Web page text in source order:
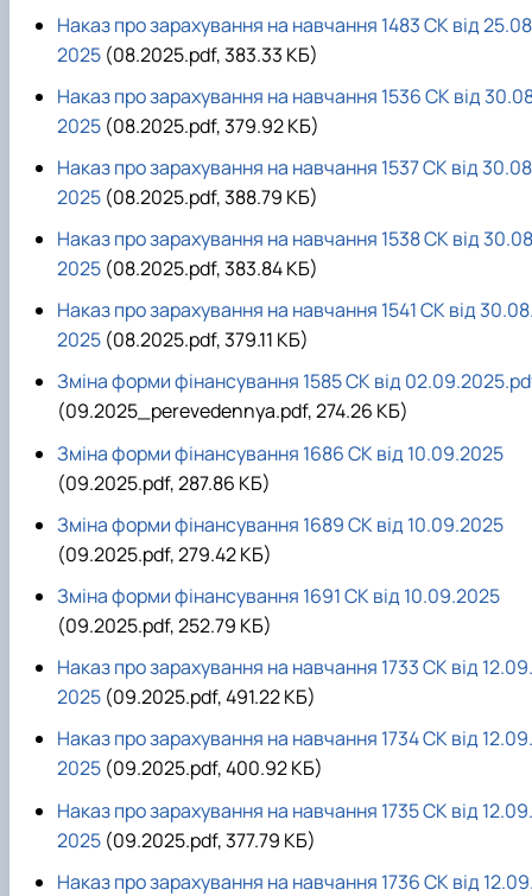
Наказ про зарахування на навчання 1483 СК від
2025 (08.2025.pdf, 383.33 КБ)
Наказ про зарахування на навчання 1536 СК від
2025 (08.2025.pdf, 379.92 КБ)
Наказ про зарахування на навчання 1537 СК від
2025 (08.2025.pdf, 388.79 КБ)
Наказ про зарахування на навчання 1538 СК від
2025 (08.2025.pdf, 383.84 КБ)
Наказ про зарахування на навчання 1541 СК від
2025 (08.2025.pdf, 379.11 КБ)
Зміна форми фінансування 1585 СК від
(09.2025_perevedennya.pdf, 274.26 КБ)
Зміна форми фінансування 1686 СК від 10.09.2025
(09.2025.pdf, 287.86 КБ)
Зміна форми фінансування 1689 СК від 10.09.2025
(09.2025.pdf, 279.42 КБ)
Зміна форми фінансування 1691 СК від 10.09.2025
(09.2025.pdf, 252.79 КБ)
Наказ про зарахування на навчання 1733 СК від 12.09.
2025 (09.2025.pdf, 491.22 КБ)
Наказ про зарахування на навчання 1734 СК від 12.09.
2025 (09.2025.pdf, 400.92 КБ)
Наказ про зарахування на навчання 1735 СК від 12.09.
2025 (09.2025.pdf, 377.79 КБ)
Наказ про зарахування на навчання 1736 СК від